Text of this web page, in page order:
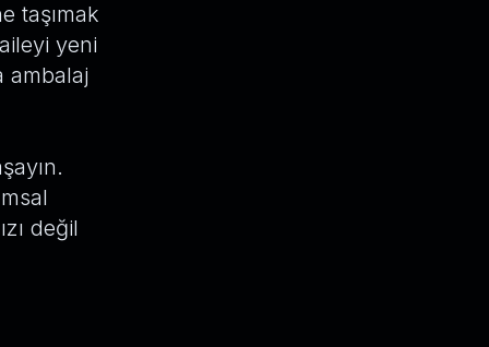
taşımak
yeni
ambalaj
değil